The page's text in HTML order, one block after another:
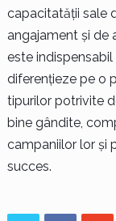
capacitatății sale
angajament și de
este
diferențieze pe o
tipurilor potrivite
bine gândite,
campaniilor lor și
succes.